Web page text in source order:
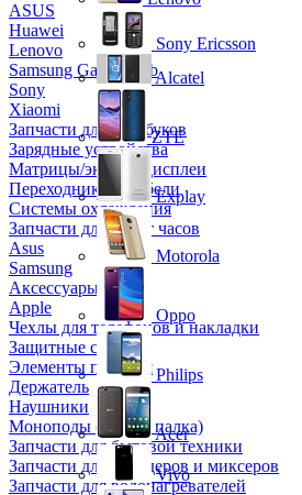
ASUS
Huawei
Lenovo
Samsung Galaxy Tab
Sony
Xiaomi
Запчасти для ноутбуков
Зарядные устройства
Матрицы/экраны/дисплеи
Переходники и кабели
Системы охлаждения
Запчасти для смарт часов
Asus
Samsung
Аксессуары
Apple
Чехлы для телефонов и накладки
Защитные стекла
Элементы питания
Держатель
Наушники
Моноподы (Селфи палка)
Запчасти для бытовой техники
Запчасти для блендеров и миксеров
Запчасти для водонагревателей
Sony Ericsson
Alcatel
ZTE
Explay
Motorola
Oppo
Philips
Acer
Vivo